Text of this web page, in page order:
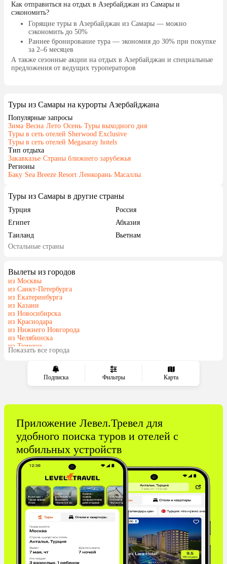
Подписка Фильтры Карта
достатке и пополнялась регулярно.
Воду в номере также ставили и
обновляли без каких-либо
напоминаний. Reception работает
безупречно — от ресепшен до каждой
службы отеля чувствуется единый
стандарт качества. Атмосфера в отеле
удовольствием вернусь!
Как отправиться на отдых в Азербайджан из Самары и
сэкономить?
Горящие туры в Азербайджан из Самары — можно
сэкономить до 50%
Раннее бронирование тура— экономия до 30% при покупке
за 2–6 месяцев
А также сезонные акции на отдых в Азербайджан и специальные
предложения от ведущих туроператоров
Туры из Самары на курорты Азербайджана
Популярные запросы
Зима·Весна·Лето·Осень·Туры выходного дня·
Туры в сеть отелей Sherwood Exclusive·
Туры в сеть отелей Megasaray hotels
Тип отдыха
Закавказье·Страны ближнего зарубежья
Регионы
Баку· Sea Breeze Resort·Ленкорань·Масаллы
Туры из Самары в другие страны
Турция
Россия
Египет
Абхазия
Таиланд
Вьетнам
ОАЭ
Армения
Казахстан
Сербия
Киргизия
Саудовская Аравия
Венгрия
Остальные страны
Вылеты из городов
из Москвы
из Санкт-Петербурга
из Екатеринбурга
из Казани
из Новосибирска
из Краснодара
из Нижнего Новгорода
из Челябинска
из Тюмени
из Минеральных Вод
Показать все города
Приложение Левел.Тревел для
удобного поиска туров и отелей с
мобильных устройств